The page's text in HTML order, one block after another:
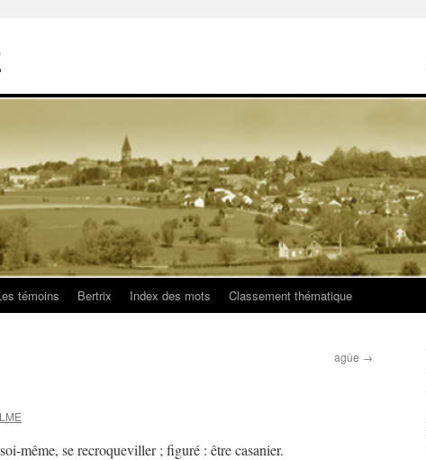
témoins Bertrix Index des mots Classement thématique
agûe →
même, se recroqueviller ; figuré : être casanier.